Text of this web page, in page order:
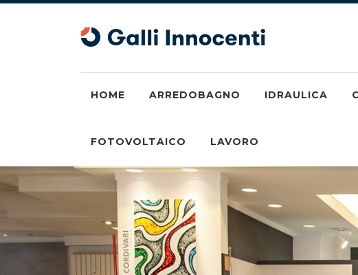
HOME ARREDOBAGNO IDRAULICA
FOTOVOLTAICO LAVORO